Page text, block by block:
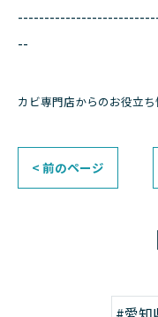
--
カビ専門店からのお役立ち
< 前のページ